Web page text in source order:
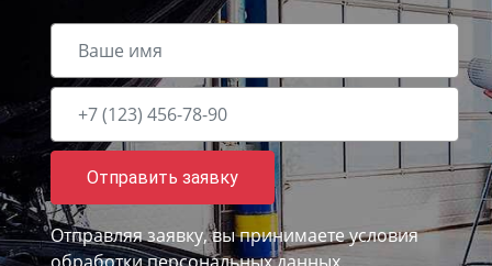
Отправить заявку
Отправляя заявку, вы принимаетеусловия